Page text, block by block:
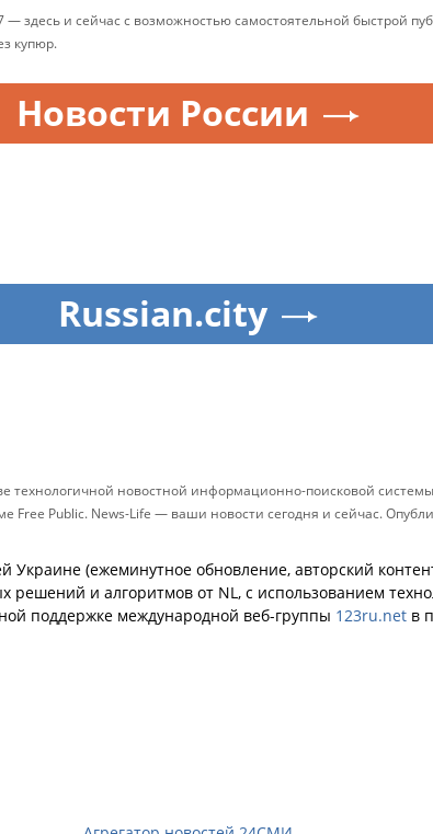
здесь и сейчас с возможностью самостоятельной быстрой
купюр.
Новости России
Russian.city
технологичной новостной информационно-поисковой
Free Public. News-Life — ваши новости сегодня и сейчас.
(ежеминутное обновление, авторский
и алгоритмов от NL, с использованием
поддержке международной веб-группы 123ru.net в